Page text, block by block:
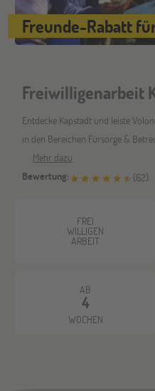
17
OKT
Stuttgart
07 Bochum
07 Berlin
Hannover
Hamburg
Freunde-Rabatt
Freiwilligenarbeit
Entdecke Kapstadt und leiste
in den Bereichen Fürsorge &
Mehr dazu
Bewertung:
(62)
FREI
WILLIGEN
ARBEIT
AB
4
WOCHEN